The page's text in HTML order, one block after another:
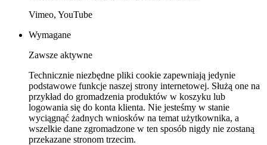
Vimeo, YouTube
Wymagane
Zawsze aktywne
Technicznie niezbędne pliki cookie zapewniają jedynie
podstawowe funkcje naszej strony internetowej. Służą one na
przykład do gromadzenia produktów w koszyku lub
logowania się do konta klienta. Nie jesteśmy w stanie
wyciągnąć żadnych wniosków na temat użytkownika, a
wszelkie dane zgromadzone w ten sposób nigdy nie zostaną
przekazane stronom trzecim.